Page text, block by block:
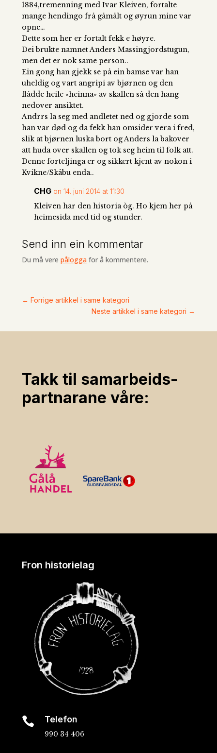
1884,tremenning med Ivar Kleiven, fortalte
mange hendingo frå gåmålt og øyrun mine var
opne…
Dette som her er fortalt fekk e høyre.
Dei brukte namnet Anders Massingjordstugun,
men det er nok same person..
Ein gong han gjekk se på ein bamse var han
uheldig og vart angripi av bjørnen og den
flådde heile «heinna» av skallen så den hang
nedover ansiktet.
Andrrs la seg med andletet ned og gjorde som
han var død og da fekk han omsider vera i fred,
slik at bjørnen luska bort og Anders la bakover
att huda over skallen og tok seg heim til folk att.
Denne forteljinga er og sikkert kjent av nokon i
Kvikne/Skåbu enda..
CHG on 14. juni 2014 at 11:30
Kleiven har den historia òg. Ho kjem her på
heimesida med tid og stunder.
Send inn ein kommentar
Du må vere påloggafor å kommentere.
← Forrige artikkel i same kategori
Neste artikkel i same kategori →
Takk til samarbeids­
partnarane våre:
Fron historielag
 Telefon
990 34 406